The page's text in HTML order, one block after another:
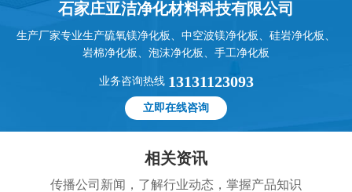
石家庄亚洁净化材料科技有限公司
生产厂家专业生产硫氧镁净化板、中空波镁净化板、硅岩净化板、
岩棉净化板、泡沫净化板、手工净化板
业务咨询热线 13131123093
立即在线咨询
相关资讯
传播公司新闻，了解行业动态，掌握产品知识